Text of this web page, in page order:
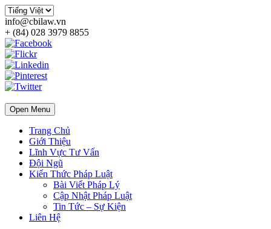
info@cbilaw.vn
+ (84) 028 3979 8855
Open Menu
Trang Chủ
Giới Thiệu
Lĩnh Vực Tư Vấn
Đội Ngũ
Kiến Thức Pháp Luật
Bài Viết Pháp Lý
Cập Nhật Pháp Luật
Tin Tức – Sự Kiện
Liên Hệ